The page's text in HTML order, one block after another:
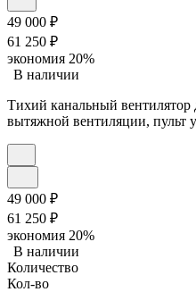
49 000 ₽
61 250 ₽
экономия 20%
В наличии
Тихий канальный
вытяжной вентиляции, пульт
49 000 ₽
61 250 ₽
экономия 20%
В наличии
Количество
Кол-во